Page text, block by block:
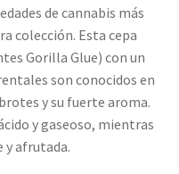
de cannabis más
colección. Esta cepa
Gorilla Glue) con un
son conocidos en
y su fuerte aroma.
y gaseoso, mientras
y afrutada.